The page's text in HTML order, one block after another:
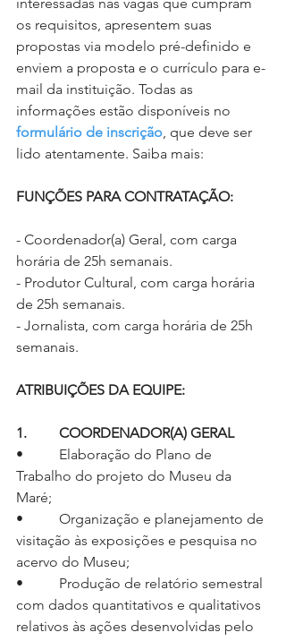
os requisitos, apresentem suas
propostas via modelo pré-definido e
enviem a proposta e o currículo para e-
mail da instituição. Todas as
informações estão disponíveis no
formulário de inscrição , que deve ser
lido atentamente. Saiba mais:
FUNÇÕES PARA CONTRATAÇÃO:
- Coordenador(a) Geral, com carga
horária de 25h semanais.
- Produtor Cultural, com carga horária
de 25h semanais.
- Jornalista, com carga horária de 25h
semanais.
ATRIBUIÇÕES DA EQUIPE:
1.         COORDENADOR(A) GERAL
•          Elaboração do Plano de
Trabalho do projeto do Museu da
Maré;
•          Organização e planejamento de
visitação às exposições e pesquisa no
acervo do Museu;
•          Produção de relatório semestral
com dados quantitativos e qualitativos
relativos às ações desenvolvidas pelo